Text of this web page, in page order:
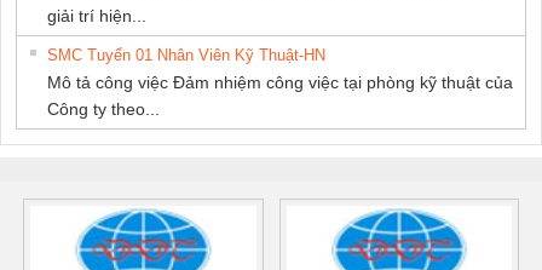
giải trí hiện...
SMC Tuyển 01 Nhân Viên Kỹ Thuật-HN
Mô tả công việc Đảm nhiệm công việc tại phòng kỹ thuật của
Công ty theo...